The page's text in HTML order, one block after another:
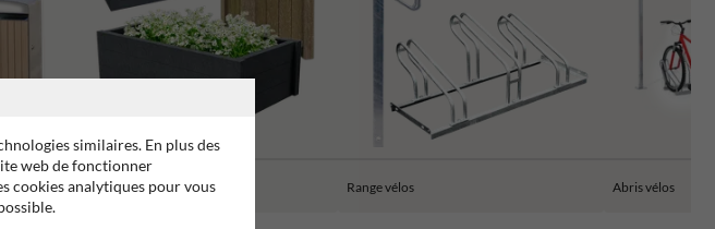
Jardinières et bacs à fleurs Range vélos Abris vélos
similaires. En plus des
web de fonctionner
cookies analytiques pour vous